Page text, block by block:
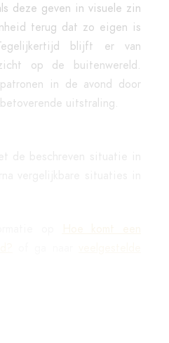
deze geven in visuele zin
terug dat zo eigen is
blijft er van
op de buitenwereld.
in de avond door
uitstraling.